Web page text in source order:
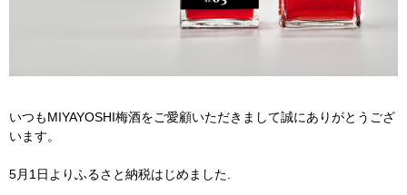
いつもMIYAYOSHI梅酒をご愛顧いただきまして誠にありがとうござ
います。
5月1日よりふるさと納税はじめました.